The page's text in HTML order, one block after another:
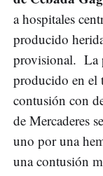
a hospitales
producido
provisional. La
producido en el
contusión con
de Mercaderes
uno por una
una contusión